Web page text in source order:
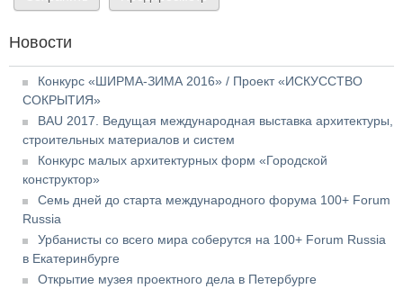
Новости
Конкурс «ШИРМА-ЗИМА 2016» / Проект «ИСКУССТВО
СОКРЫТИЯ»
BAU 2017. Ведущая международная выставка архитектуры,
строительных материалов и систем
Конкурс малых архитектурных форм «Городской
конструктор»
Семь дней до старта международного форума 100+ Forum
Russia
Урбанисты со всего мира соберутся на 100+ Forum Russia
в Екатеринбурге
Открытие музея проектного дела в Петербурге